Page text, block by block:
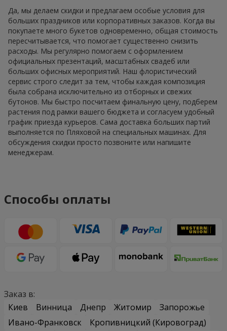
Да, мы делаем скидки и предлагаем особые условия для
больших праздников или корпоративных заказов. Когда вы
покупаете много букетов одновременно, общая стоимость
пересчитывается, что помогает существенно снизить
расходы. Мы регулярно помогаем с оформлением
официальных презентаций, масштабных свадеб или
больших офисных мероприятий. Наш флористический
сервис строго следит за тем, чтобы каждая композиция
была собрана исключительно из отборных и свежих
бутонов. Мы быстро посчитаем финальную цену, подберем
растения под рамки вашего бюджета и согласуем удобный
график приезда курьеров. Сама доставка больших партий
выполняется по Пляховой на специальных машинах. Для
обсуждения скидки просто позвоните или напишите
менеджерам.
Способы оплаты
Заказ в:
Киев
Винница Днепр Житомир
Запорожье
Ивано-Франковск
Кропивницкий (Кировоград)